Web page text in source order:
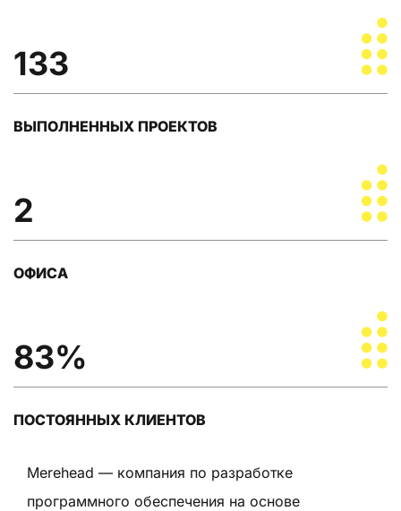
133
ВЫПОЛНЕННЫХ ПРОЕКТОВ
2
ОФИСА
83%
ПОСТОЯННЫХ КЛИЕНТОВ
Merehead — компания по разработке
программного обеспечения на основе